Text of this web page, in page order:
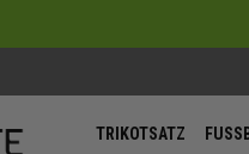
TRIKOTSATZ